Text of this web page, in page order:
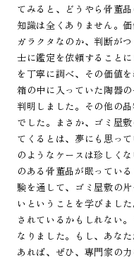
てみると、どうやら骨董
知識は全くありません。
ガラクタなのか、判断が
士に鑑定を依頼すること
を丁寧に調べ、その価値
箱の中に入っていた陶器
判明しました。その他の
でした。まさか、ゴミ屋
てくるとは、夢にも思っ
のようなケースは珍しく
のある骨董品が眠ってい
験を通して、ゴミ屋敷の
いということを学びまし
されているかもしれない
なりました。もし、あな
あれば、ぜひ、専門家の